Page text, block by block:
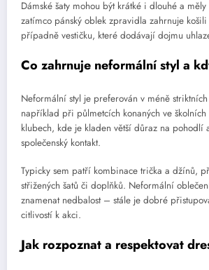
Dámské šaty mohou být krátké i dlouhé a
zatímco pánský oblek zpravidla zahrnuje košili
případně vestičku, které dodávají dojmu
Co zahrnuje neformální styl a
Neformální styl je preferován v méně
například při půlmetcích konaných ve školních
klubech, kde je kladen větší důraz na pohodlí
společenský kontakt.
Typicky sem patří kombinace trička a džínů,
střižených šatů či doplňků. Neformální
znamenat nedbalost – stále je dobré
citlivostí k akci.
Jak rozpoznat a respektovat